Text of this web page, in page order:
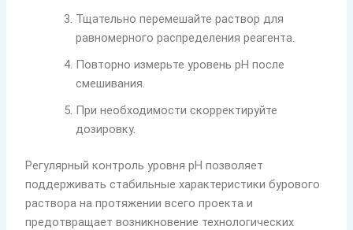
Тщательно перемешайте раствор для
равномерного распределения реагента.
Повторно измерьте уровень pH после
смешивания.
При необходимости скорректируйте
дозировку.
Регулярный контроль уровня pH позволяет
поддерживать стабильные характеристики бурового
раствора на протяжении всего проекта и
предотвращает возникновение технологических